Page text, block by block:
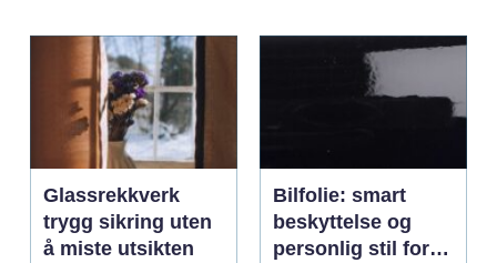
Glassrekkverk
trygg sikring uten
å miste utsikten
Bilfolie: smart
beskyttelse og
personlig stil for